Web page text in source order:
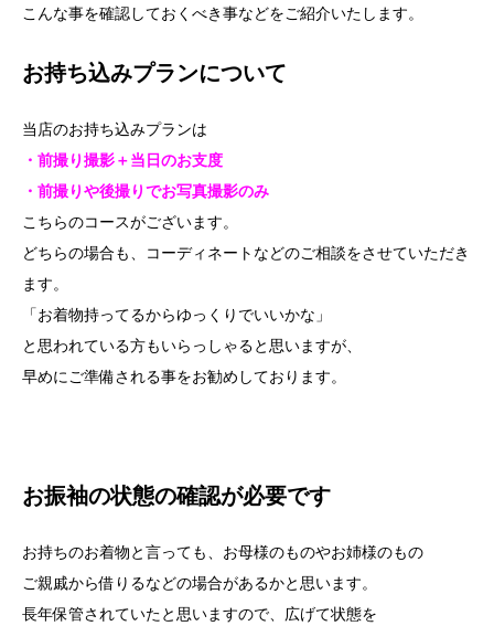
こんな事を確認しておくべき事などをご紹介いたします。
お持ち込みプランについて
当店のお持ち込みプランは
・前撮り撮影＋当日のお支度
・前撮りや後撮りでお写真撮影のみ
こちらのコースがございます。
どちらの場合も、コーディネートなどのご相談をさせていただき
ます。
「お着物持ってるからゆっくりでいいかな」
と思われている方もいらっしゃると思いますが、
早めにご準備される事をお勧めしております。
お振袖の状態の確認が必要です
お持ちのお着物と言っても、お母様のものやお姉様のもの
ご親戚から借りるなどの場合があるかと思います。
長年保管されていたと思いますので、広げて状態を